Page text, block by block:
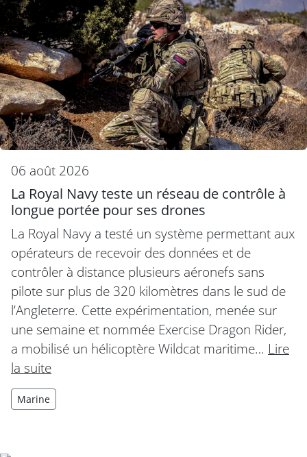
06 août 2026
La Royal Navy teste un réseau de contrôle à
longue portée pour ses drones
La Royal Navy a testé un système permettant aux
opérateurs de recevoir des données et de
contrôler à distance plusieurs aéronefs sans
pilote sur plus de 320 kilomètres dans le sud de
l’Angleterre. Cette expérimentation, menée sur
une semaine et nommée Exercise Dragon Rider,
a mobilisé un hélicoptère Wildcat maritime… Lire
la suite
Marine